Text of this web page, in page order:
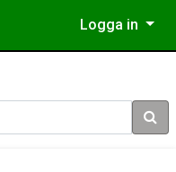
Logga in
Sök